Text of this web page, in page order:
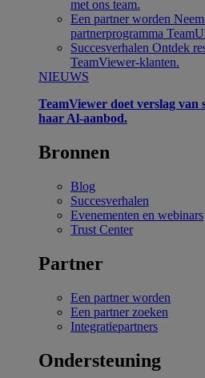
met ons team.
Een partner worden
partnerprogramma
Succesverhalen Ontdek
TeamViewer-klanten.
NIEUWS
TeamViewer doet verslag van
haar Al-aanbod.
Bronnen
Blog
Succesverhalen
Evenementen en webinars
Trust Center
Partner
Een partner worden
Een partner zoeken
Integratiepartners
Ondersteuning